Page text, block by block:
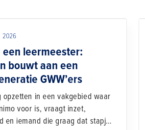
2026
een leermeester:
bouwt aan een
GWW’ers
opzetten in een vakgebied waar
voor is, vraagt inzet,
en iemand die graag dat stapje